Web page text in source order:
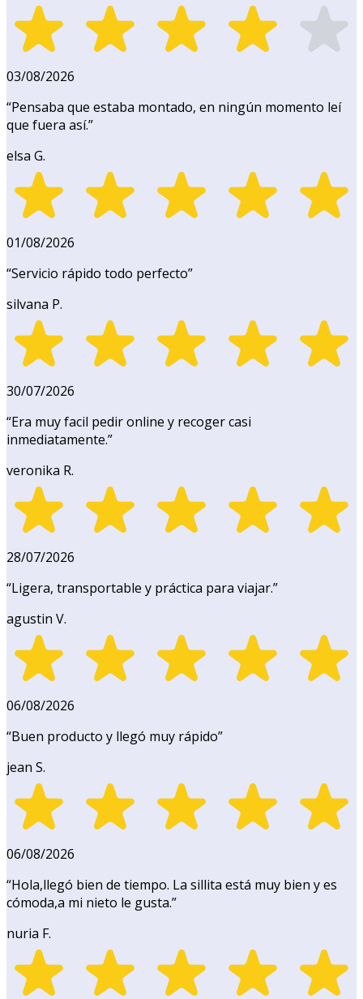
03/08/2026
“Pensaba que estaba montado, en ningún momento leí
que fuera así.”
elsa G.
01/08/2026
“Servicio rápido todo perfecto”
silvana P.
30/07/2026
“Era muy facil pedir online y recoger casi
inmediatamente.”
veronika R.
28/07/2026
“Ligera, transportable y práctica para viajar.”
agustin V.
06/08/2026
“Buen producto y llegó muy rápido”
jean S.
06/08/2026
“Hola,llegó bien de tiempo. La sillita está muy bien y es
cómoda,a mi nieto le gusta.”
nuria F.